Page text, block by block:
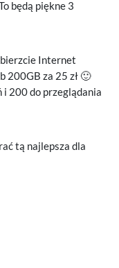
będą piękne 3
Internet
200GB za 25 zł 🙂
i 200 do przeglądania
tą najlepsza dla